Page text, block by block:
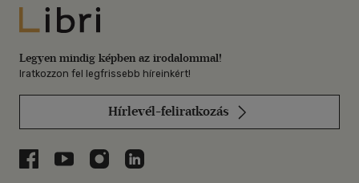
Libri
Legyen mindig képben az irodalommal!
Iratkozzon fel legfrissebb híreinkért!
Hírlevél-feliratkozás
Libri a Facebookon
Libri a Youtube-on
Libri az Instagramon
Libri a LinkedInen